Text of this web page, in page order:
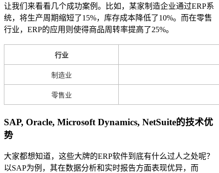
让我们来看看几个成功案例。比如，某家制造企业通过ERP系
统，将生产周期缩短了15%，库存成本降低了10%。而在零售
行业，ERP的应用则使得商品周转率提高了25%。
行业
制造业
零售业
SAP, Oracle, Microsoft Dynamics, NetSuite的技术优
势
大家都想知道，这些大牌的ERP软件到底有什么过人之处呢？
以SAP为例，其在数据分析和实时报告方面表现优异，而